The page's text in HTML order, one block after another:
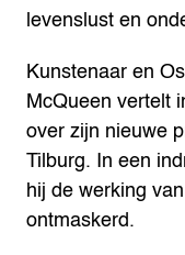
levenslust en
Kunstenaar en
McQueen vertelt
over zijn nieuwe
Tilburg. In een
hij de werking
ontmaskerd.